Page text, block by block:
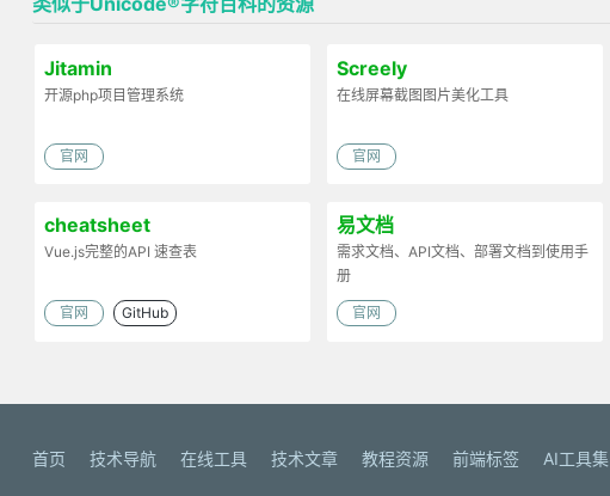
Jitamin
开源php项目管理系统
官网
Screely
在线屏幕截图图片美化工具
官网
cheatsheet
Vue.js完整的API 速查表
官网 GitHub
易文档
需求文档、API文档、部署文档到使用手
册
官网
首页 技术导航 在线工具 技术文章 教程资源 前端标签 AI工具集